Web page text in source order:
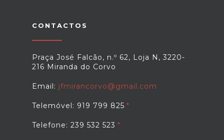
CONTACTOS
Praça José Falcão, n.º 62, Loja N, 3220-
216 Miranda do Corvo
Email: jfmirancorvo@gmail.com
Telemóvel: 919 799 825
Telefone: 239 532 523